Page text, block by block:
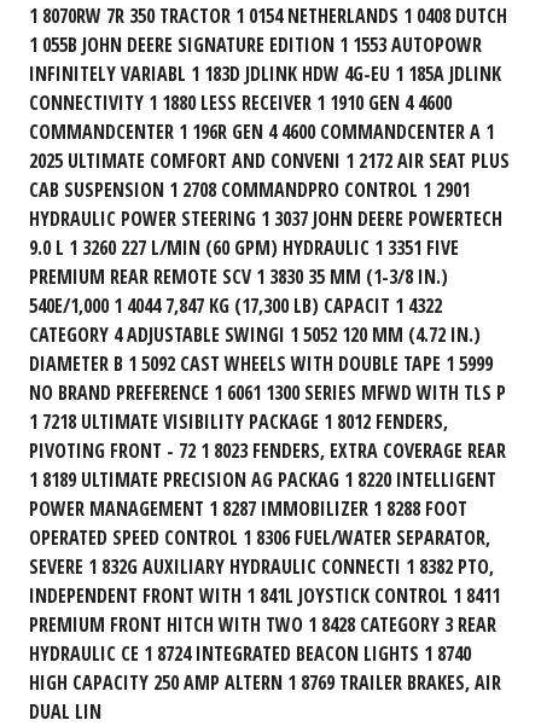
1 8070RW 7R 350 TRACTOR 1 0154 NETHERLANDS 1 0408 DUTCH
1 055B JOHN DEERE SIGNATURE EDITION 1 1553 AUTOPOWR
INFINITELY VARIABL 1 183D JDLINK HDW 4G-EU 1 185A JDLINK
CONNECTIVITY 1 1880 LESS RECEIVER 1 1910 GEN 4 4600
COMMANDCENTER 1 196R GEN 4 4600 COMMANDCENTER A 1
2025 ULTIMATE COMFORT AND CONVENI 1 2172 AIR SEAT PLUS
CAB SUSPENSION 1 2708 COMMANDPRO CONTROL 1 2901
HYDRAULIC POWER STEERING 1 3037 JOHN DEERE POWERTECH
9.0 L 1 3260 227 L/MIN (60 GPM) HYDRAULIC 1 3351 FIVE
PREMIUM REAR REMOTE SCV 1 3830 35 MM (1-3/8 IN.)
540E/1,000 1 4044 7,847 KG (17,300 LB) CAPACIT 1 4322
CATEGORY 4 ADJUSTABLE SWINGI 1 5052 120 MM (4.72 IN.)
DIAMETER B 1 5092 CAST WHEELS WITH DOUBLE TAPE 1 5999
NO BRAND PREFERENCE 1 6061 1300 SERIES MFWD WITH TLS P
1 7218 ULTIMATE VISIBILITY PACKAGE 1 8012 FENDERS,
PIVOTING FRONT - 72 1 8023 FENDERS, EXTRA COVERAGE REAR
1 8189 ULTIMATE PRECISION AG PACKAG 1 8220 INTELLIGENT
POWER MANAGEMENT 1 8287 IMMOBILIZER 1 8288 FOOT
OPERATED SPEED CONTROL 1 8306 FUEL/WATER SEPARATOR,
SEVERE 1 832G AUXILIARY HYDRAULIC CONNECTI 1 8382 PTO,
INDEPENDENT FRONT WITH 1 841L JOYSTICK CONTROL 1 8411
PREMIUM FRONT HITCH WITH TWO 1 8428 CATEGORY 3 REAR
HYDRAULIC CE 1 8724 INTEGRATED BEACON LIGHTS 1 8740
HIGH CAPACITY 250 AMP ALTERN 1 8769 TRAILER BRAKES, AIR
DUAL LIN